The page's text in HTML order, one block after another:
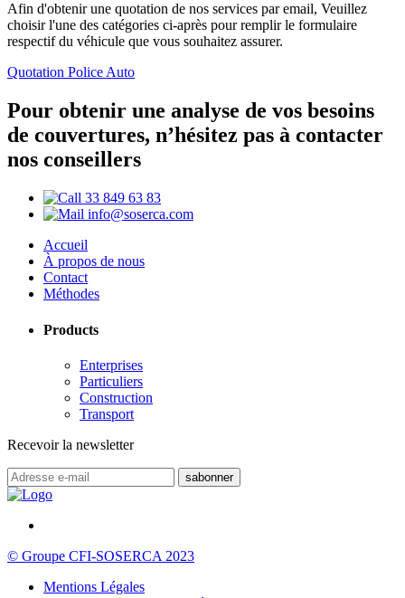
Afin d'obtenir une quotation de nos services par email, Veuillez
choisir l'une des catégories ci-après pour remplir le formulaire
respectif du véhicule que vous souhaitez assurer.
Quotation Police Auto
Pour obtenir une analyse de vos besoins
de couvertures, n’hésitez pas à contacter
nos conseillers
33 849 63 83
info@soserca.com
Accueil
À propos de nous
Contact
Méthodes
Products
Enterprises
Particuliers
Construction
Transport
Recevoir la newsletter
© Groupe CFI-SOSERCA 2023
Mentions Légales